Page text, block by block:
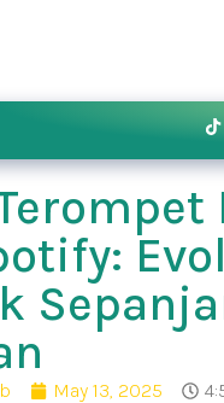
May 13, 2025